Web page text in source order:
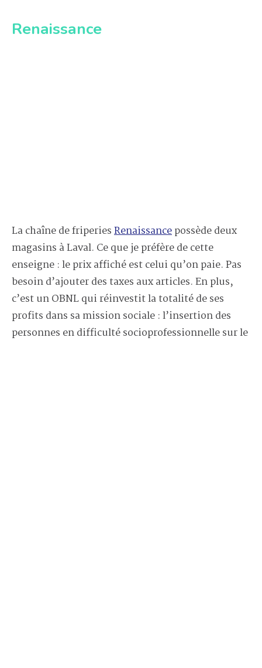
Renaissance
La chaîne de friperiesRenaissancepossède deux
magasins à Laval. Ce que je préfère de cette
enseigne : le prix affiché est celui qu’on paie. Pas
besoin d’ajouter des taxes aux articles. En plus,
c’est un OBNL qui réinvestit la totalité de ses
profits dans sa mission sociale : l’insertion des
personnes en difficulté socioprofessionnelle sur le